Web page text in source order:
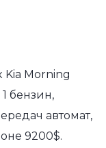
Kia Morning
бензин,
автомат,
9200$.